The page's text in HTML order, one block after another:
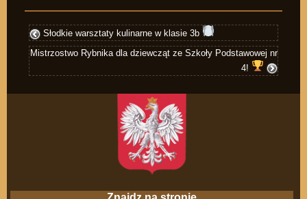
Słodkie warsztaty kulinarne w klasie 3b
Mistrzostwo Rybnika dla dziewcząt ze Szkoły Podstawowej nr
4!